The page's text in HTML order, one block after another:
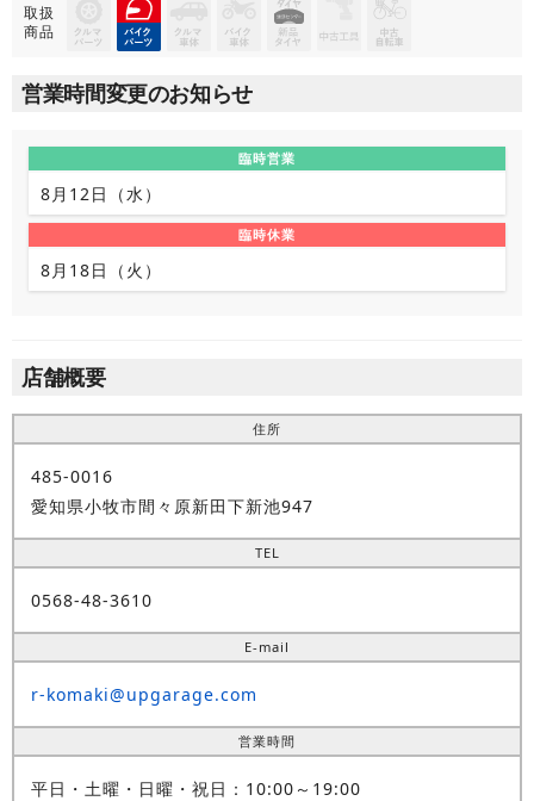
取扱
商品
営業時間変更のお知らせ
臨時営業
8月12日（水）
臨時休業
8月18日（火）
店舗概要
住所
485-0016
愛知県小牧市間々原新田下新池947
TEL
0568-48-3610
E-mail
r-komaki@upgarage.com
営業時間
平日・土曜・日曜・祝日：10:00～19:00